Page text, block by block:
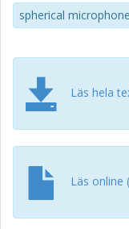
spherical
Läs hela
Läs online